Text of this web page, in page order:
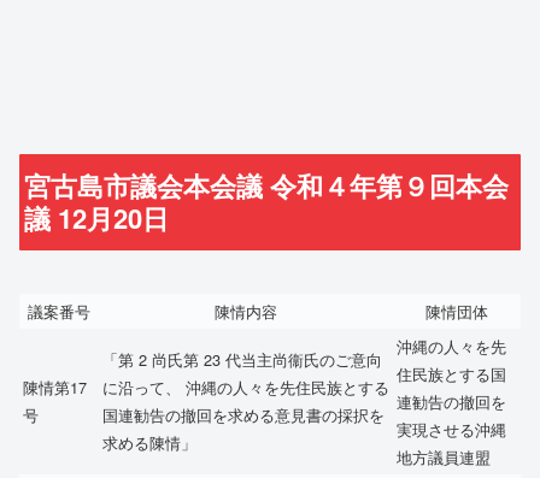
宮古島市議会本会議 令和４年第９回本会
議 12月20日
議案番号 陳情内容 陳情団体
陳情第17
号
「第 2 尚氏第 23 代当主尚衞氏のご意向
に沿って、 沖縄の人々を先住民族とする
国連勧告の撤回を求める意見書の採択を
求める陳情」
沖縄の人々を先
住民族とする国
連勧告の撤回を
実現させる沖縄
地方議員連盟